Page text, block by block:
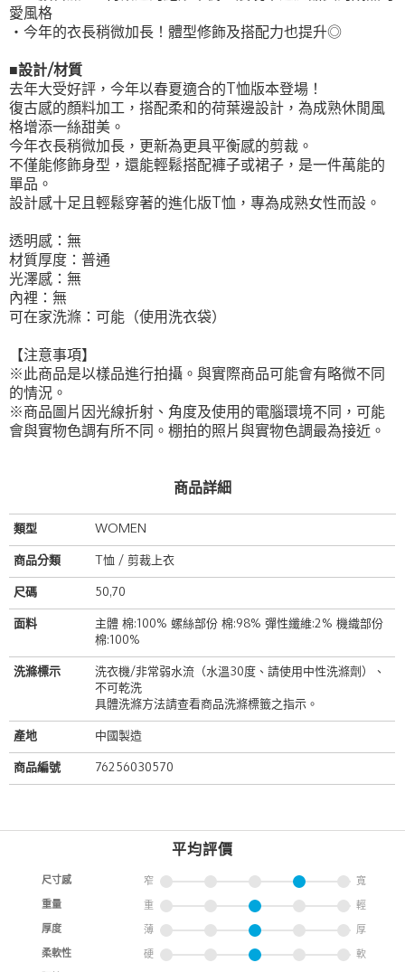
愛風格
・今年的衣長稍微加長！體型修飾及搭配力也提升◎
■設計/材質
去年大受好評，今年以春夏適合的T恤版本登場！
復古感的顏料加工，搭配柔和的荷葉邊設計，為成熟休閒風
格增添一絲甜美。
今年衣長稍微加長，更新為更具平衡感的剪裁。
不僅能修飾身型，還能輕鬆搭配褲子或裙子，是一件萬能的
單品。
設計感十足且輕鬆穿著的進化版T恤，專為成熟女性而設。
透明感：無
材質厚度：普通
光澤感：無
內裡：無
可在家洗滌：可能（使用洗衣袋）
【注意事項】
※此商品是以樣品進行拍攝。與實際商品可能會有略微不同
的情況。
※商品圖片因光線折射、角度及使用的電腦環境不同，可能
會與實物色調有所不同。棚拍的照片與實物色調最為接近。
商品詳細
類型 WOMEN
商品分類 T恤 / 剪裁上衣
尺碼 50,70
面料
主體 棉:100% 螺絲部份 棉:98% 彈性纖維:2% 機織部份
棉:100%
洗滌標示
洗衣機/非常弱水流（水溫30度、請使用中性洗滌劑）、
不可乾洗
具體洗滌方法請查看商品洗滌標籤之指示。
產地 中國製造
商品編號 76256030570
平均評價
尺寸感 窄 寬
重量 重 輕
厚度 薄 厚
柔軟性 硬 軟